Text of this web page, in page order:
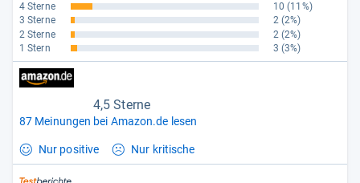
4 Sterne
10 (11%)
3 Sterne
2 (2%)
2 Sterne
2 (2%)
1 Stern
3 (3%)
4,5 Sterne
87 Meinungen bei Amazon.de lesen
Nur positive Nur kritische